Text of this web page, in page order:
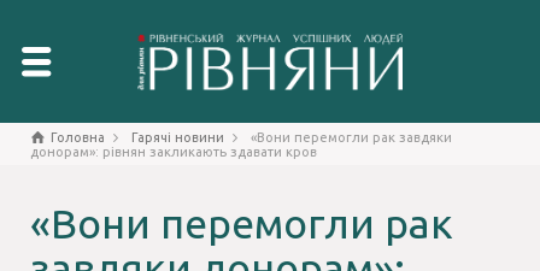
Головна Гарячі новини
«Вони перемогли рак завдяки
донорам»: рівнян закликають здавати кров
«Вони перемогли рак